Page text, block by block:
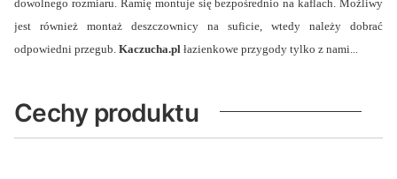
dowolnego rozmiaru. Ramię montuje się bezpośrednio na kaflach. Możliwy
jest również montaż deszczownicy na suficie, wtedy należy dobrać
odpowiedni przegub. Kaczucha.pl łazienkowe przygody tylko z nami...
Cechy produktu